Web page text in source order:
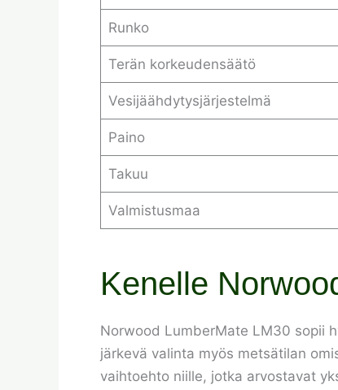
Runko
Terän korkeudensäätö
Vesijäähdytysjärjestelmä
Paino
Takuu
Valmistusmaa
Kenelle
Norwood LumberMate LM30 sopii
järkevä valinta myös metsätilan
vaihtoehto niille, jotka arvostavat